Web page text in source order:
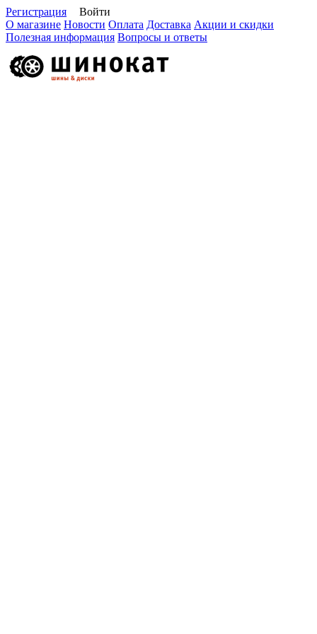
Регистрация
Войти
О магазине Новости Оплата Доставка Акции и скидки
Полезная информация Вопросы и ответы